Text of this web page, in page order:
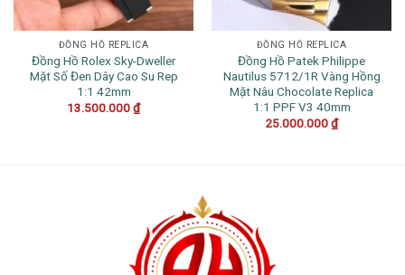
ĐỒNG HỒ REPLICA
Đồng Hồ Rolex Sky-Dweller
Mặt Số Đen Dây Cao Su Rep
1:1 42mm
13.500.000₫
ĐỒNG HỒ REPLICA
Đồng Hồ Patek Philippe
Nautilus 5712/1R Vàng Hồng
Mặt Nâu Chocolate Replica
1:1 PPF V3 40mm
25.000.000₫